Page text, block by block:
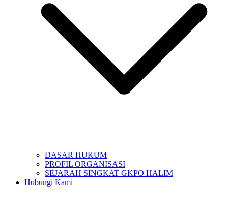
DASAR HUKUM
PROFIL ORGANISASI
SEJARAH SINGKAT GKPO HALIM
Hubungi Kami